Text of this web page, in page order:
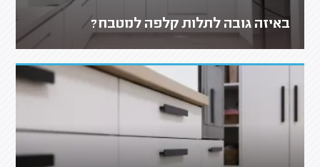
באיזה גובה לתלות קלפה למטבח?